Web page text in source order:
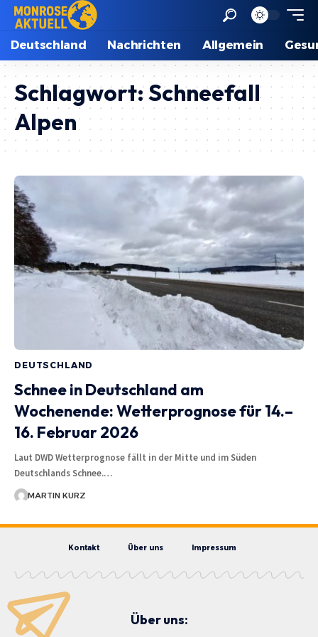
Deutschland Nachrichten Allgemein
Schlagwort:Schneefall
Alpen
DEUTSCHLAND
Schnee in Deutschland am
Wochenende: Wetterprognose für 14.–
16. Februar 2026
Laut DWD Wetterprognose fällt in der Mitte und im Süden
Deutschlands Schnee.…
MARTIN KURZ
Kontakt Über uns Impressum
Über uns: